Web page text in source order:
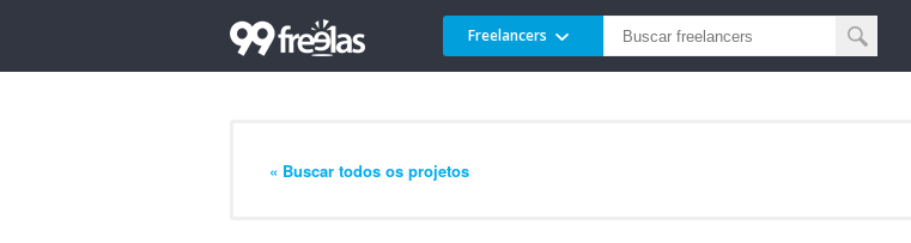
Freelancers
« Buscar todos os projetos